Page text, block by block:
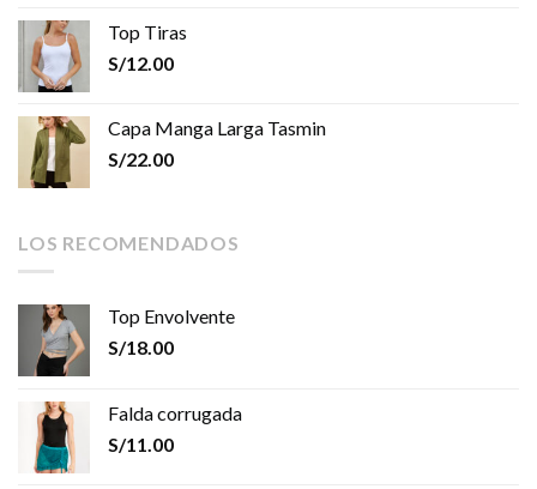
Top Tiras
S/12.00
Capa Manga Larga Tasmin
S/22.00
LOS RECOMENDADOS
Top Envolvente
S/18.00
Falda corrugada
S/11.00